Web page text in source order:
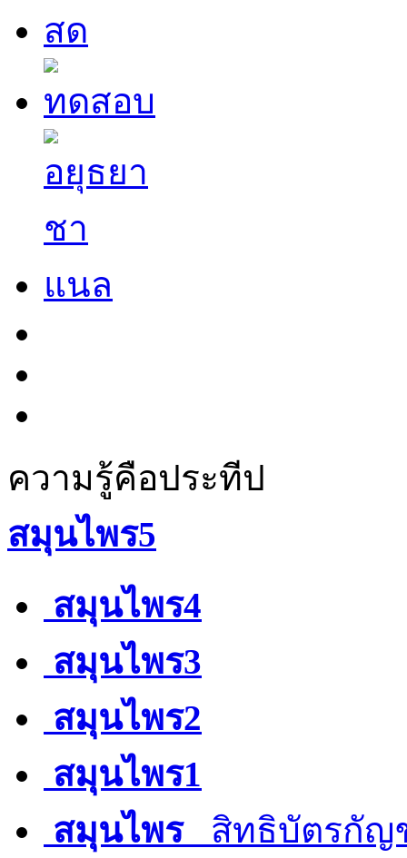
ความรู้คือประทีป
สมุนไพร5
สมุนไพร4
สมุนไพร3
สมุนไพร2
สมุนไพร1
สมุนไพรสิทธิบัตรกัญช